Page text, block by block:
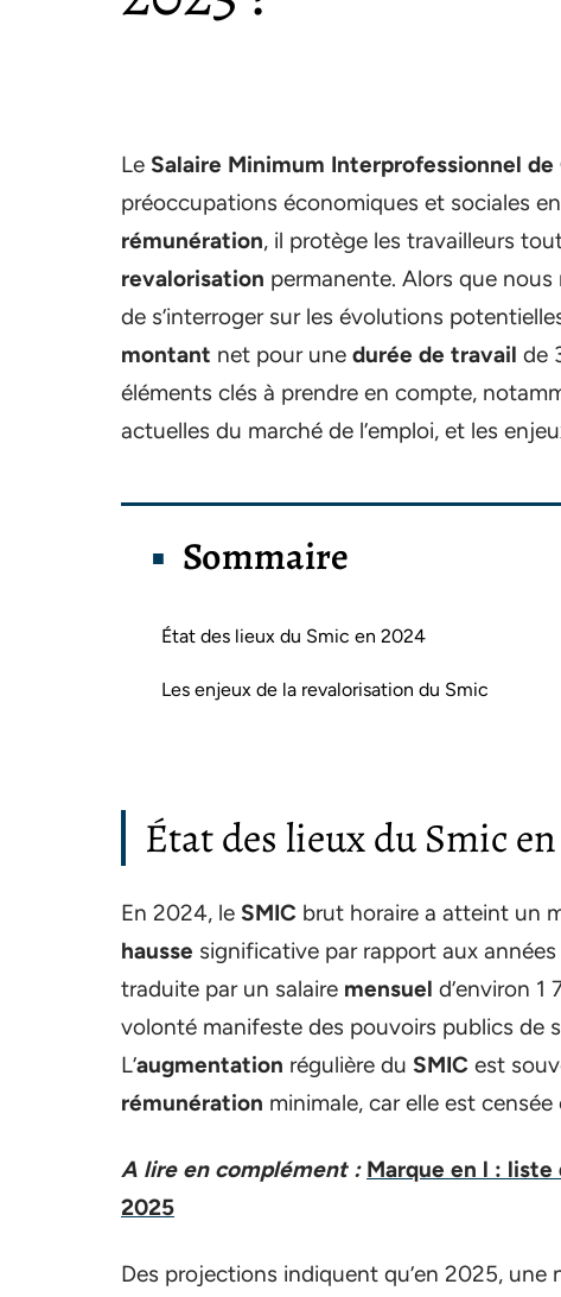
Le Salaire Minimum Interprofessionnel de
préoccupations économiques et sociales
rémunération, il protège les travailleurs
revalorisation permanente. Alors que nous
de s’interroger sur les évolutions
montant net pour une durée de travail de
éléments clés à prendre en compte,
actuelles du marché de l’emploi, et les
Sommaire
État des lieux du Smic en 2024
Les enjeux de la revalorisation du Smic
État des lieux du Smic
En 2024, le SMIC brut horaire a atteint un
hausse significative par rapport aux
traduite par un salaire mensuel d’environ
volonté manifeste des pouvoirs publics de
L’augmentation régulière du SMIC est
rémunération minimale, car elle est
A lire en complément : Marque en l : liste
2025
Des projections indiquent qu’en 2025, une